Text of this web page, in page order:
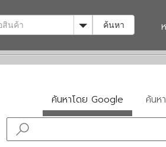
Toggle Dropdown
ค้นหา
ค้นหาโดย Google ค้นห